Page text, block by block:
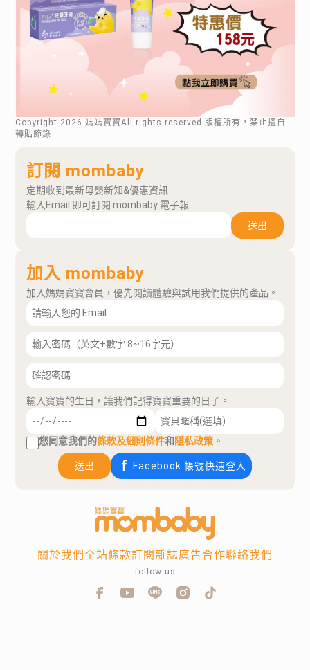
Copyright 2026 .媽媽寶寶All rights reserved.版權所有，禁止擅自
轉貼節錄
訂閱 mombaby
定期收到最新母嬰新知&優惠資訊
輸入Email 即可訂閱 mombaby 電子報
送出
加入 mombaby
加入媽媽寶寶會員，優先閱讀體驗與試用我們提供的產品。
輸入寶寶的生日，讓我們記得寶寶重要的日子。
您同意我們的條款及細則條件和隱私政策 。
送出 Facebook 帳號快速登入
關於我們全站條款訂閱雜誌廣告合作聯絡我們
follow us